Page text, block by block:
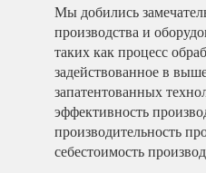
Мы добились
производства и
таких как процесс
задействованное в
запатентованных
эффективность
производительность
себестоимость